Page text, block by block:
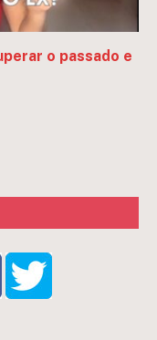
o passado e